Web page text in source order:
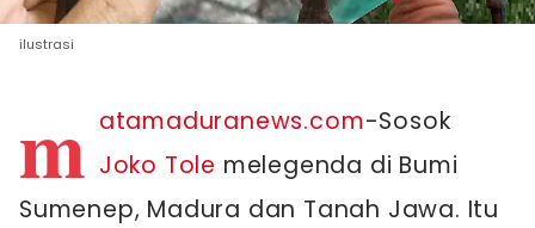
ilustrasi
m atamaduranews.com-Sosok
Joko Tole melegenda di Bumi
Sumenep, Madura dan Tanah Jawa. Itu